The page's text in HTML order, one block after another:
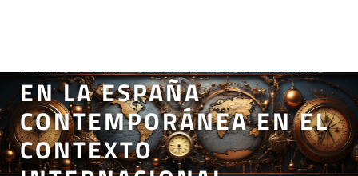
MÁSTER UNIVERSITARIO
EN LA ESPAÑA
CONTEMPORÁNEA EN EL
CONTEXTO